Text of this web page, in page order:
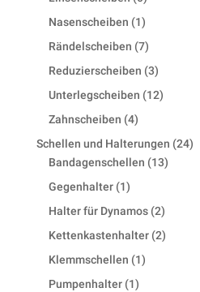
products
Nasenscheiben 11
product
Rändelscheiben 77
products
Reduzierscheiben 33
products
Unterlegscheiben 1212
Zahnscheiben 44
products
Schellen und Halterungen 2424
Bandagenschellen 1313
Gegenhalter 11
product
Halter für Dynamos 22
products
Kettenkastenhalter 22
Klemmschellen 11
Pumpenhalter 11